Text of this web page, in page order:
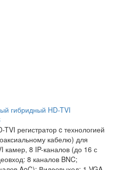
гибридный HD-TVI
регистратор c технологией
кабелю) для
камер, 8 IP-каналов (до 16 с
8 каналов BNC;